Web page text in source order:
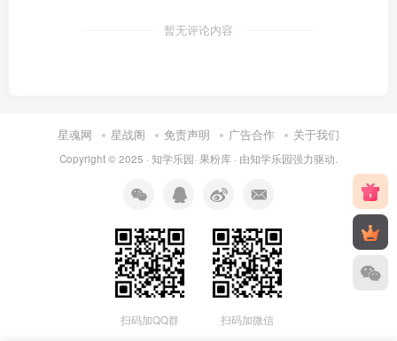
暂无评论内容
星魂网 星战阁 免责声明 广告合作 关于我们
Copyright © 2025 · 知学乐园· 果粉库 · 由知学乐园强力驱动.
扫码加QQ群 扫码加微信